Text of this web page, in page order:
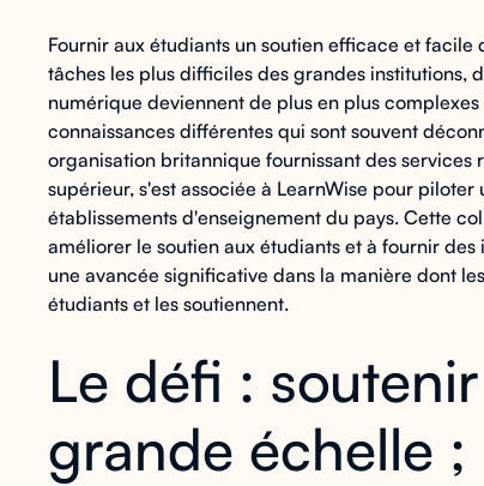
Fournir aux étudiants un soutien efficace et
tâches les plus difficiles des grandes institutions,
numérique deviennent de plus en plus
connaissances différentes qui sont souvent
organisation britannique fournissant des
supérieur, s'est associée à LearnWise pour
établissements d'enseignement du pays. Cette
améliorer le soutien aux étudiants et à fournir
une avancée significative dans la manière dont
étudiants et les soutiennent.
Le défi :
grande échelle ;